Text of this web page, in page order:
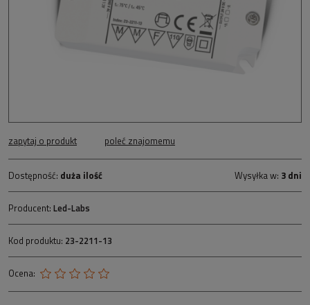
zapytaj o produkt poleć znajomemu
Dostępność: duża ilość Wysyłka w: 3 dni
Producent: Led-Labs
Kod produktu: 23-2211-13
Ocena: